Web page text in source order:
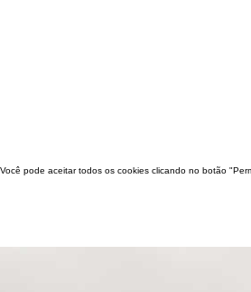
pode aceitar todos os cookies clicando no botão